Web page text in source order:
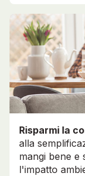
Risparmi la
alla
mangi bene e
l'impatto